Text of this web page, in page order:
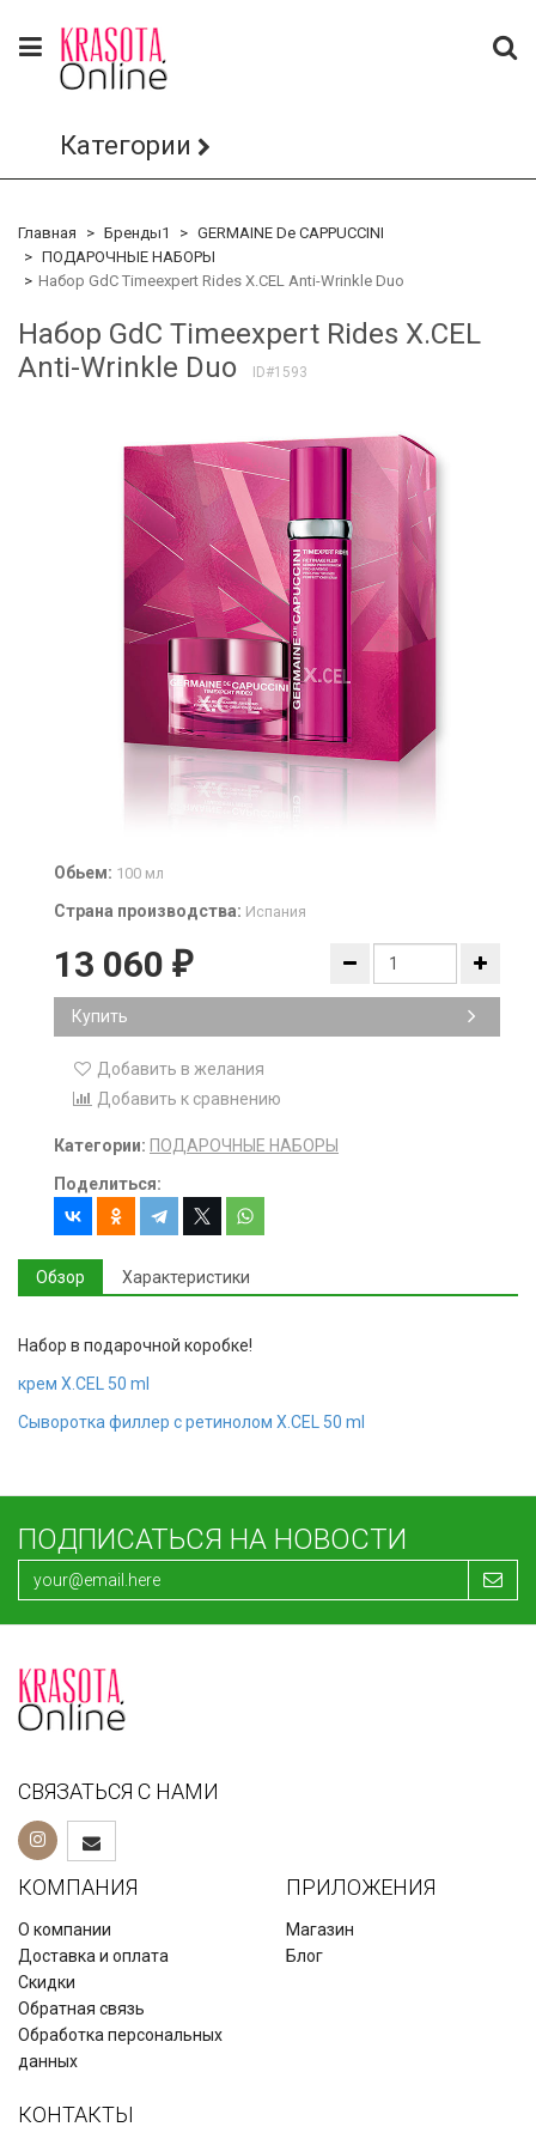
Категории
Главная Бренды1
GERMAINE De CAPPUCCINI
ПОДАРОЧНЫЕ НАБОРЫ
Набор GdC Timeexpert Rides X.CEL Anti-Wrinkle Duo
Набор GdC Timeexpert Rides X.CEL
Anti-Wrinkle Duo
ID#1593
Обьем: 100 мл
Страна производства: Испания
13 060 ₽
Купить
Добавить в желания
Добавить к сравнению
Категории: ПОДАРОЧНЫЕ НАБОРЫ
Поделиться:
Обзор Характеристики
Набор в подарочной коробке!
крем X.CEL 50 ml
Сыворотка филлер с ретинолом X.CEL 50 ml
ПОДПИСАТЬСЯ НА НОВОСТИ
СВЯЗАТЬСЯ С НАМИ
КОМПАНИЯ
О компании
Доставка и оплата
Скидки
Обратная связь
Обработка персональных
данных
ПРИЛОЖЕНИЯ
Магазин
Блог
КОНТАКТЫ